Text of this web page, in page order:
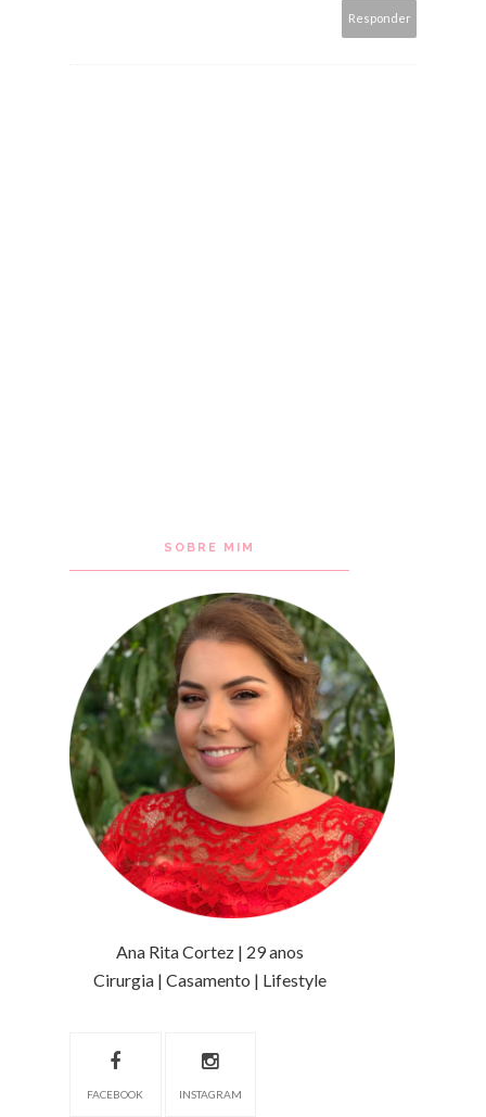
Responder
SOBRE MIM
Ana Rita Cortez | 29 anos
Cirurgia | Casamento | Lifestyle
FACEBOOK INSTAGRAM